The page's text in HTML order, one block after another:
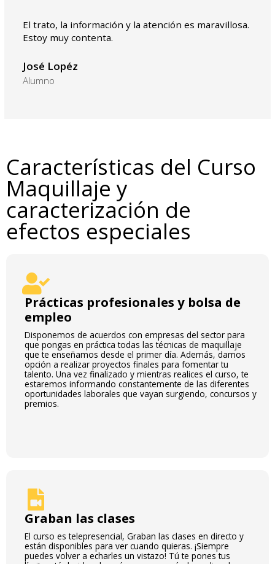
El trato, la información y la atención es maravillosa.
Estoy muy contenta.
José Lopéz
Alumno
Características del Curso
Maquillaje y
caracterización de
efectos especiales
Prácticas profesionales y bolsa de
empleo
Disponemos de acuerdos con empresas del sector para
que pongas en práctica todas las técnicas de maquillaje
que te enseñamos desde el primer día. Además, damos
opción a realizar proyectos finales para fomentar tu
talento. Una vez finalizado y mientras realices el curso, te
estaremos informando constantemente de las diferentes
oportunidades laborales que vayan surgiendo, concursos y
premios.
Graban las clases
El curso es telepresencial, Graban las clases en directo y
están disponibles para ver cuando quieras. ¡Siempre
puedes volver a echarles un vistazo! Tú te pones tus